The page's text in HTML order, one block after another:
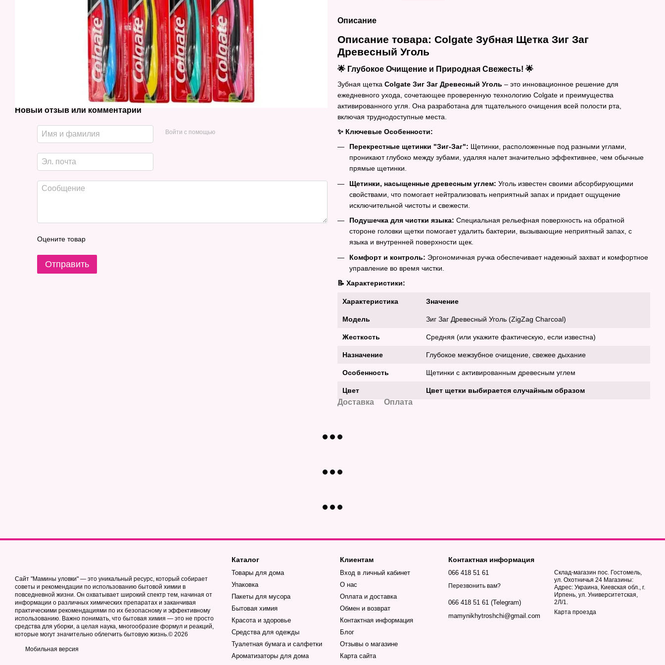
Новый отзыв или комментарий
Войти с помощью
Оцените товар
Отправить
Описание
Описание товара: Colgate Зубная Щетка Зиг Заг
Древесный Уголь
🌟 Глубокое Очищение и Природная Свежесть! 🌟
Зубная щетка Colgate Зиг Заг Древесный Уголь – это инновационное решение для
ежедневного ухода, сочетающее проверенную технологию Colgate и преимущества
активированного угля. Она разработана для тщательного очищения всей полости рта,
включая труднодоступные места.
✨ Ключевые Особенности:
Перекрестные щетинки "Зиг-Заг": Щетинки, расположенные под разными углами,
проникают глубоко между зубами, удаляя налет значительно эффективнее, чем обычные
прямые щетинки.
Щетинки, насыщенные древесным углем: Уголь известен своими абсорбирующими
свойствами, что помогает нейтрализовать неприятный запах и придает ощущение
исключительной чистоты и свежести.
Подушечка для чистки языка: Специальная рельефная поверхность на обратной
стороне головки щетки помогает удалить бактерии, вызывающие неприятный запах, с
языка и внутренней поверхности щек.
Комфорт и контроль: Эргономичная ручка обеспечивает надежный захват и комфортное
управление во время чистки.
📝 Характеристики:
Характеристика Значение
Модель Зиг Заг Древесный Уголь (ZigZag Charcoal)
Жесткость Средняя (или укажите фактическую, если известна)
Назначение Глубокое межзубное очищение, свежее дыхание
Особенность Щетинки с активированным древесным углем
Цвет Цвет щетки выбирается случайным образом
Доставка Оплата
Сайт "Мамины уловки" — это уникальный ресурс, который собирает
советы и рекомендации по использованию бытовой химии в
повседневной жизни. Он охватывает широкий спектр тем, начиная от
информации о различных химических препаратах и заканчивая
практическими рекомендациями по их безопасному и эффективному
использованию. Важно понимать, что бытовая химия — это не просто
средства для уборки, а целая наука, многообразие формул и реакций,
которые могут значительно облегчить бытовую жизнь.© 2026
Мобильная версия
Каталог
Товары для дома
Упаковка
Пакеты для мусора
Бытовая химия
Красота и здоровье
Средства для одежды
Туалетная бумага и салфетки
Ароматизаторы для дома
Клиентам
Вход в личный кабинет
О нас
Оплата и доставка
Обмен и возврат
Контактная информация
Блог
Отзывы о магазине
Карта сайта
Контактная информация
066 418 51 61
Перезвонить вам?
066 418 51 61 (Telegram)
mamynikhytroshchi@gmail.com
Склад-магазин пос. Гостомель,
ул. Охотничья 24 Магазины:
Адрес: Украина, Киевская обл., г.
Ирпень, ул. Университетская,
2Л/1.
Карта проезда